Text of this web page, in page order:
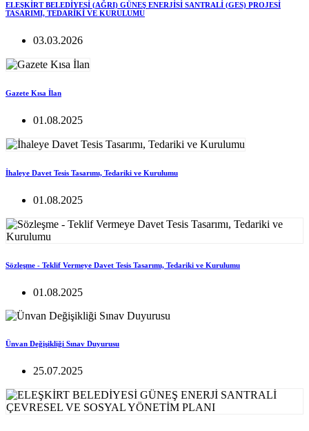
ELEŞKİRT BELEDİYESİ (AĞRI) GÜNEŞ ENERJİSİ SANTRALİ (GES) PROJESİ
TASARIMI, TEDARİKİ VE KURULUMU
03.03.2026
Gazete Kısa İlan
01.08.2025
İhaleye Davet Tesis Tasarımı, Tedariki ve Kurulumu
01.08.2025
Sözleşme - Teklif Vermeye Davet Tesis Tasarımı, Tedariki ve Kurulumu
01.08.2025
Ünvan Değişikliği Sınav Duyurusu
25.07.2025